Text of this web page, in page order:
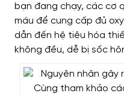
bạn đang chạy, các cơ
máu để cung cấp đủ
dẫn đến hệ tiêu hóa
không đều, dễ bị sốc